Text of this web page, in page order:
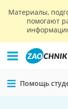
Материалы,
помогают
Помощь